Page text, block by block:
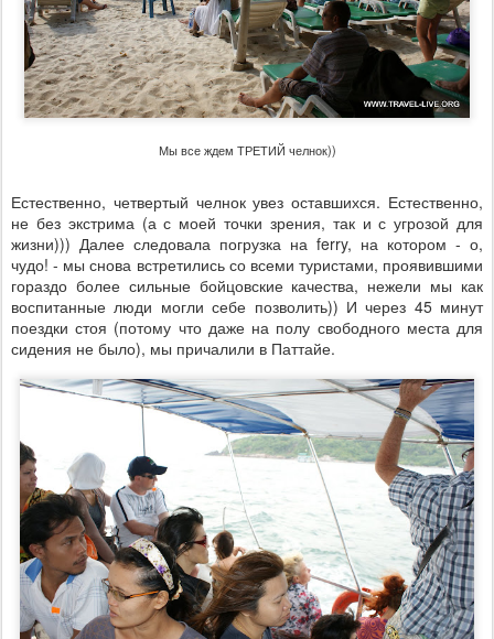
Мы все ждем ТРЕТИЙ челнок))
Естественно, четвертый челнок увез оставшихся. Естественно,
не без экстрима (а с моей точки зрения, так и с угрозой для
жизни))) Далее следовала погрузка на ferry, на котором - о,
чудо! - мы снова встретились со всеми туристами, проявившими
гораздо более сильные бойцовские качества, нежели мы как
воспитанные люди могли себе позволить)) И через 45 минут
поездки стоя (потому что даже на полу свободного места для
сидения не было), мы причалили в Паттайе.